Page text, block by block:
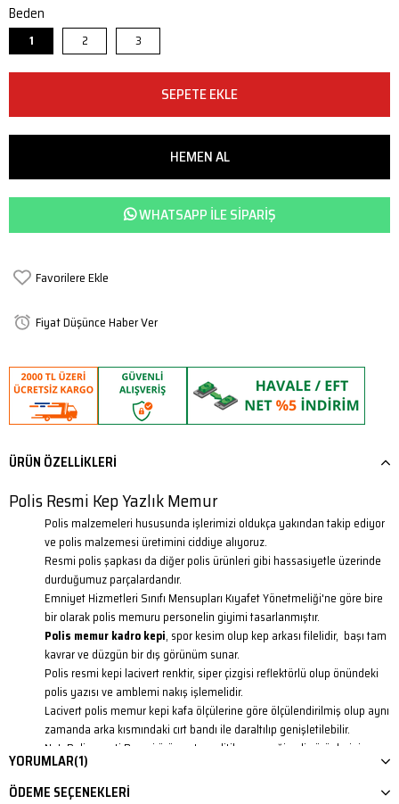
Beden
1 2 3
WHATSAPP ILE SIPARIŞ
Favorilere Ekle
Fiyat Düşünce Haber Ver
ÜRÜN ÖZELLIKLERI
Polis Resmi Kep Yazlık Memur
Polis malzemeleri hususunda işlerimizi oldukça yakından takip ediyor
ve polis malzemesi üretimini ciddiye alıyoruz.
Resmi polis şapkası da diğer polis ürünleri gibi hassasiyetle üzerinde
durduğumuz parçalardandır.
Emniyet Hizmetleri Sınıfı Mensupları Kıyafet Yönetmeliği'ne göre bire
bir olarak polis memuru personelin giyimi tasarlanmıştır.
Polis memur kadro kepi, spor kesim olup kep arkası filelidir, başı tam
kavrar ve düzgün bir dış görünüm sunar.
Polis resmi kepi lacivert renktir, siper çizgisi reflektörlü olup önündeki
polis yazısı ve amblemi nakış işlemelidir.
Lacivert polis memur kepi kafa ölçülerine göre ölçülendirilmiş olup aynı
zamanda arka kısmındaki cırt bandı ile daraltılıp genişletilebilir.
Not: Polissepeti Resmi ürün satış politikası gereği polis ürünlerini
sadece polisler alabilir ve emniyet adresine gönderim yapılır. Sivil (ev-
iş) adrese verilen siparişler kabul edilmez.
YORUMLAR(1)
ÖDEME SEÇENEKLERI